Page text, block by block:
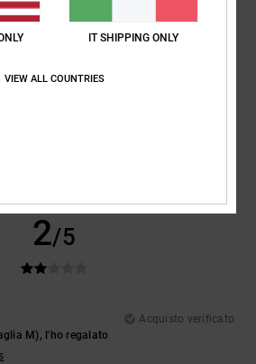
2/5
Acquisto verificato
M), l'ho regalato
IT SHIPPING ONLY
VIEW ALL COUNTRIES